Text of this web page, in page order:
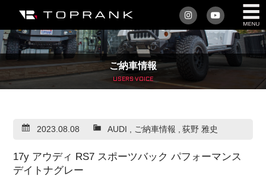
私たちについて
車を買う
アフターサービス
車を売る
ご納車情報
USERS VOICE
2023.08.08 AUDI , ご納車情報 ,荻野 雅史
17y アウディ RS7 スポーツバック パフォーマンス
デイトナグレー